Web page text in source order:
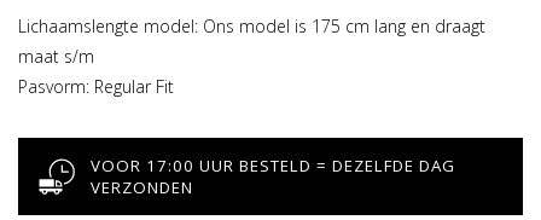
Lichaamslengte model: Ons model is 175 cm lang en draagt
maat s/m
Pasvorm: Regular Fit
VOOR 17:00 UUR BESTELD = DEZELFDE DAG
VERZONDEN